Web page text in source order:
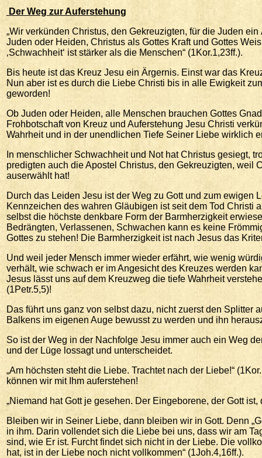
Der Weg zur Auferstehung
„Wir verkünden Christus, den Gekreuzigten, für die Juden
Juden oder Heiden, Christus als Gottes Kraft und Gottes
‚Schwachheit‘ ist stärker als die Menschen“ (1Kor.1,23ff.).
Bis heute ist das Kreuz Jesu ein Ärgernis. Einst war das
Nun aber ist es durch die Liebe Christi bis in alle Ewigkeit
geworden!
Ob Juden oder Heiden, alle Menschen brauchen Gottes
Frohbotschaft von Kreuz und Auferstehung Jesu Christi
Wahrheit und in der unendlichen Tiefe Seiner Liebe wirklich
In menschlicher Schwachheit und Not hat Christus gesiegt,
predigten auch die Apostel Christus, den Gekreuzigten, weil
auserwählt hat!
Durch das Leiden Jesu ist der Weg zu Gott und zum
Kennzeichen des wahren Gläubigen ist seit dem Tod Christi
selbst die höchste denkbare Form der Barmherzigkeit
Bedrängten, Verlassenen, Schwachen kann es keine
Gottes zu stehen! Die Barmherzigkeit ist nach Jesus das
Und weil jeder Mensch immer wieder erfährt, wie wenig
verhält, wie schwach er im Angesicht des Kreuzes werden
Jesus lässt uns auf dem Kreuzweg die tiefe Wahrheit
(1Petr.5,5)!
Das führt uns ganz von selbst dazu, nicht zuerst den Splitter
Balkens im eigenen Auge bewusst zu werden und ihn
So ist der Weg in der Nachfolge Jesu immer auch ein Weg
und der Lüge lossagt und unterscheidet.
„Am höchsten steht die Liebe. Trachtet nach der Liebe!“
können wir mit Ihm auferstehen!
„Niemand hat Gott je gesehen. Der Eingeborene, der Gott
Bleiben wir in Seiner Liebe, dann bleiben wir in Gott. Denn
in ihm. Darin vollendet sich die Liebe bei uns, dass wir am
sind, wie Er ist. Furcht findet sich nicht in der Liebe. Die
hat, ist in der Liebe noch nicht vollkommen“ (1Joh.4,16ff.).